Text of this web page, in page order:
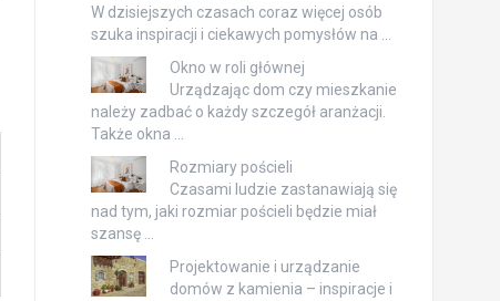
W dzisiejszych czasach coraz więcej osób
szuka inspiracji i ciekawych pomysłów na …
Okno w roli głównej
Urządzając dom czy mieszkanie
należy zadbać o każdy szczegół aranżacji.
Także okna …
Rozmiary pościeli
Czasami ludzie zastanawiają się
nad tym, jaki rozmiar pościeli będzie miał
szansę …
Projektowanie i urządzanie
domów z kamienia – inspiracje i